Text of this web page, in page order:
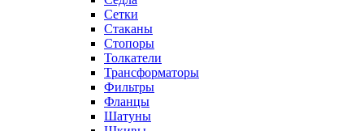
Сетки
Стаканы
Стопоры
Толкатели
Трансформаторы
Фильтры
Фланцы
Шатуны